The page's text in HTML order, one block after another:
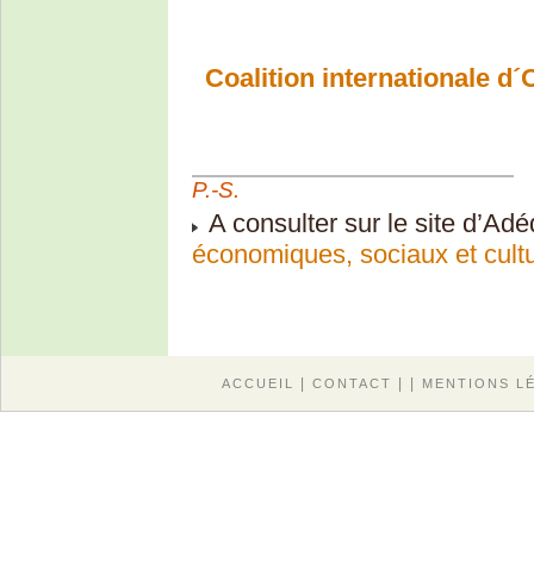
Coalition internationale
P.-S.
A consulter sur le site
économiques, sociaux et
ACCUEIL | CONTACT | | MENTIONS